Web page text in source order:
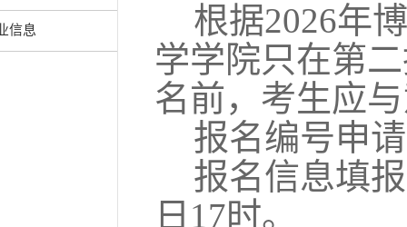
信息 根据2026年
学学院只在第
名前，考生应
报名编号申
报名信息填
日 17时。